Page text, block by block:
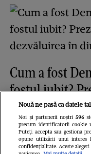
Cum a fost
fostul iubit?
dezvăluirea
Libertatea.ro
Nouă ne pasă ca datele
Noi și partenerii noștri 596
precum identificatorii cookie
Puteți accepta sau gestiona
opune utilizării unui
confidențialitate. Aceste